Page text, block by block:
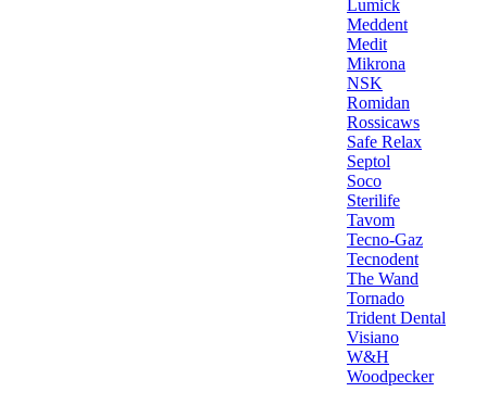
Lumick
Meddent
Medit
Mikrona
NSK
Romidan
Rossicaws
Safe Relax
Septol
Soco
Sterilife
Tavom
Tecno-Gaz
Tecnodent
The Wand
Tornado
Trident Dental
Visiano
W&H
Woodpecker